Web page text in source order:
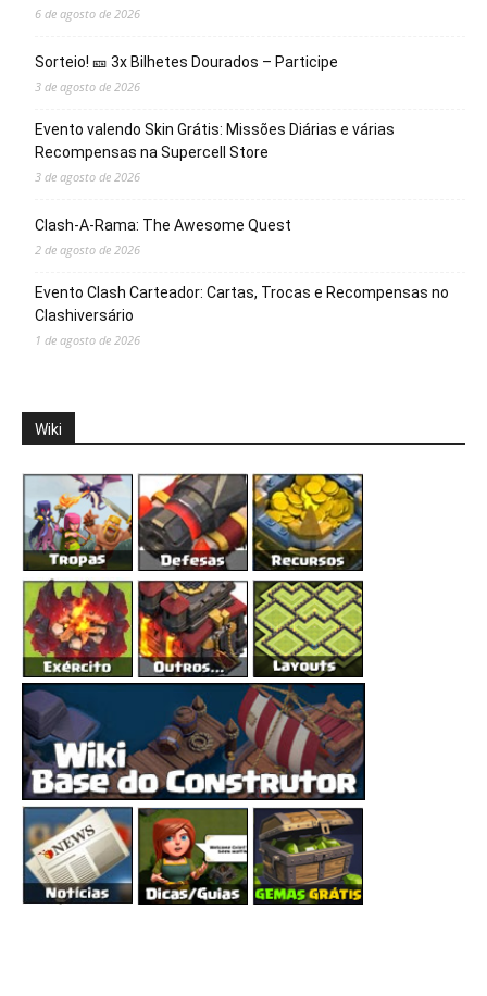
6 de agosto de 2026
Sorteio! 🎫 3x Bilhetes Dourados – Participe
3 de agosto de 2026
Evento valendo Skin Grátis: Missões Diárias e várias
Recompensas na Supercell Store
3 de agosto de 2026
Clash-A-Rama: The Awesome Quest
2 de agosto de 2026
Evento Clash Carteador: Cartas, Trocas e Recompensas no
Clashiversário
1 de agosto de 2026
Wiki